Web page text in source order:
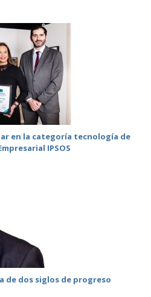
en la categoría tecnología de
IPSOS
de dos siglos de progreso